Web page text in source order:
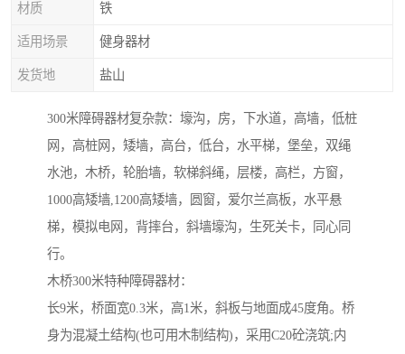
材质 铁
适用场景 健身器材
发货地 盐山
300米障碍器材复杂款：壕沟，房，下水道，高墙，低桩
网，高桩网，矮墙，高台，低台，水平梯，堡垒，双绳
水池，木桥，轮胎墙，软梯斜绳，层楼，高栏，方窗，
1000高矮墙,1200高矮墙，圆窗，爱尔兰高板，水平悬
梯，模拟电网，背摔台，斜墙壕沟，生死关卡，同心同
行。
木桥300米特种障碍器材：
长9米，桥面宽0.3米，高1米，斜板与地面成45度角。桥
身为混凝土结构(也可用木制结构)，采用C20砼浇筑;内